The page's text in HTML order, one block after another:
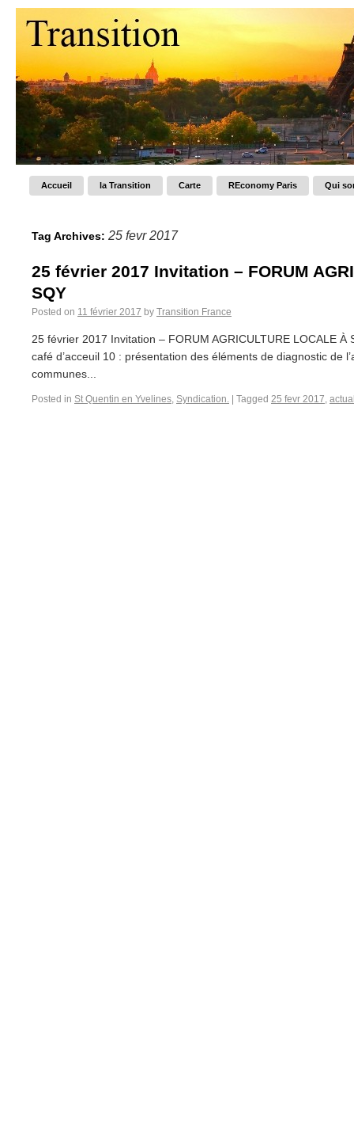
Accueil la Transition Carte REconomy Paris Qui
Tag Archives: 25 fevr 2017
25 février 2017 Invitation – FORUM
SQY
Posted on 11 février 2017 by Transition France
25 février 2017 Invitation – FORUM AGRICULTURE LOCALE
café d’acceuil 10 : présentation des éléments de diagnostic de
communes...
Posted in St Quentin en Yvelines, Syndication. Tagged 25 fevr 2017,